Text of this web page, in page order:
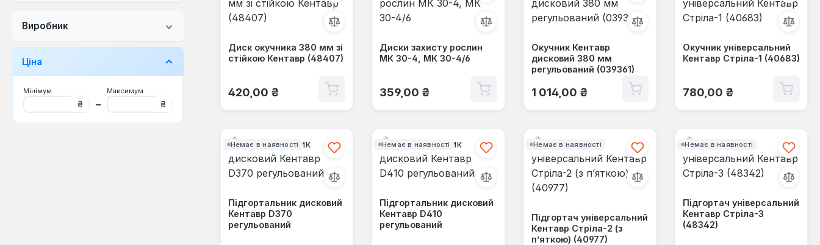
Виробник
Ціна
Мінімум
₴ –
Максимум
₴
Диск окучника 380 мм зі
стійкою Кентавр (48407)
Звичайна ціна:
420,00 ₴
Диски захисту рослин
МК 30-4, МК 30-4/6
Звичайна ціна:
359,00 ₴
Окучник Кентавр
дисковий 380 мм
регульований (039361)
Звичайна ціна:
1 014,00 ₴
Окучник універсальний
Кентавр Стріла-1 (40683)
Звичайна ціна:
780,00 ₴
Немає в наявності
Підгортальник дисковий
Кентавр D370
регульований
Немає в наявності
Підгортальник дисковий
Кентавр D410
регульований
Немає в наявності
Підгортач універсальний
Кентавр Стріла-2 (з
п’яткою) (40977)
Немає в наявності
Підгортач універсальний
Кентавр Стріла-3
(48342)